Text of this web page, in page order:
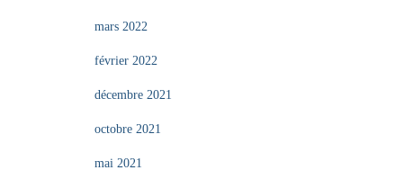
mars 2022
février 2022
décembre 2021
octobre 2021
mai 2021